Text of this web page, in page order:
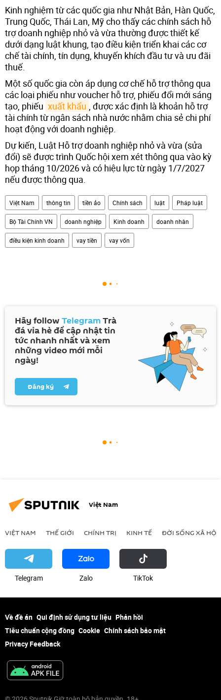
Kinh nghiệm từ các quốc gia như Nhật Bản, Hàn Quốc,
Trung Quốc, Thái Lan, Mỹ cho thấy các chính sách hỗ
trợ doanh nghiệp nhỏ và vừa thường được thiết kế
dưới dạng luật khung, tạo điều kiện triển khai các cơ
chế tài chính, tín dụng, khuyến khích đầu tư và ưu đãi
thuế.
Một số quốc gia còn áp dụng cơ chế hỗ trợ thông qua
các loại phiếu như voucher hỗ trợ, phiếu đổi mới sáng
tạo, phiếu xuất khẩu , được xác định là khoản hỗ trợ
tài chính từ ngân sách nhà nước nhằm chia sẻ chi phí
hoạt động với doanh nghiệp.
Dự kiến, Luật Hỗ trợ doanh nghiệp nhỏ và vừa (sửa
đổi) sẽ được trình Quốc hội xem xét thông qua vào kỳ
họp tháng 10/2026 và có hiệu lực từ ngày 1/7/2027
nếu được thông qua.
Việt Nam thông tin tiền ảo Chính sách luật Pháp luật
Bộ Tài Chính VN doanh nghiệp Kinh doanh doanh nhân
điều kiện kinh doanh vay tiền vay vốn
Hãy follow TelegramTrà
đá vỉa hè để cập nhật tin
tức nhanh nhất và xem
những video mới mỗi
ngày!
Đăng ký
Việt Nam
VIỆT NAM THẾ GIỚI CHÍNH TRỊ KINH TẾ ĐỜI SỐNG XÃ HỘI
Telegram Zalo ТikТоk
Về đề án Qui định sử dụng tư liệu Phản hồi
Tiêu chuẩn cộng đồng Cookie Chính sách bảo mật
Privacy Feedback